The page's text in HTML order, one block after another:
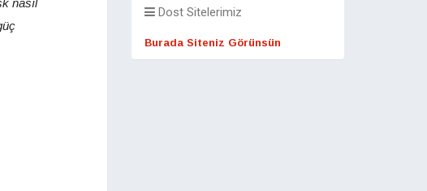
Dost Sitelerimiz
Burada Siteniz Görünsün